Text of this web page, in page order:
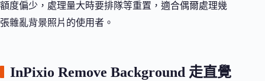
額度偏少，處理量大時要排隊等重置，適合偶爾處理幾
張雜亂背景照片的使用者。
InPixio Remove Background 走直覺